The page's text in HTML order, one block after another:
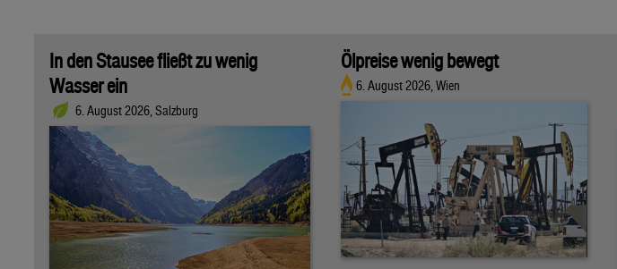
In den Stausee fließt zu wenig
Wasser ein
6. August 2026, Salzburg
Ölpreise wenig bewegt
6. August 2026, Wien